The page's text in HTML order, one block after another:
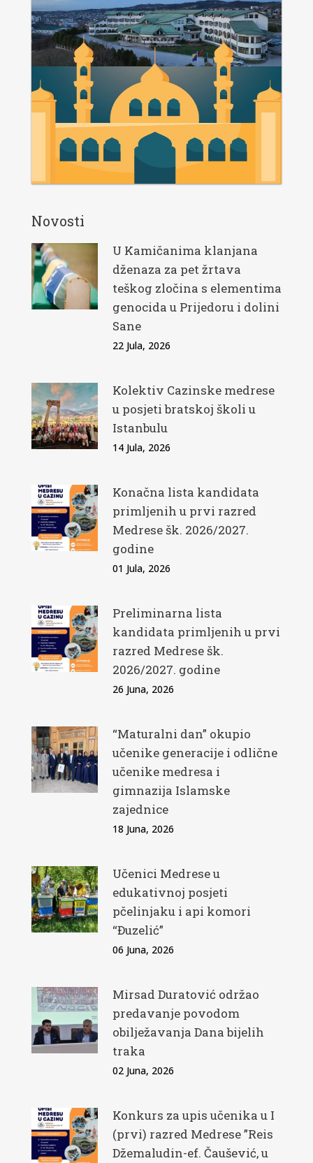
Novosti
U Kamičanima klanjana
dženaza za pet žrtava
teškog zločina s elementima
genocida u Prijedoru i dolini
Sane
22 Jula, 2026
Kolektiv Cazinske medrese
u posjeti bratskoj školi u
Istanbulu
14 Jula, 2026
Konačna lista kandidata
primljenih u prvi razred
Medrese šk. 2026/2027.
godine
01 Jula, 2026
Preliminarna lista
kandidata primljenih u prvi
razred Medrese šk.
2026/2027. godine
26 Juna, 2026
“Maturalni dan” okupio
učenike generacije i odlične
učenike medresa i
gimnazija Islamske
zajednice
18 Juna, 2026
Učenici Medrese u
edukativnoj posjeti
pčelinjaku i api komori
“Đuzelić”
06 Juna, 2026
Mirsad Duratović održao
predavanje povodom
obilježavanja Dana bijelih
traka
02 Juna, 2026
Konkurs za upis učenika u I
(prvi) razred Medrese ”Reis
Džemaludin-ef. Čaušević, u